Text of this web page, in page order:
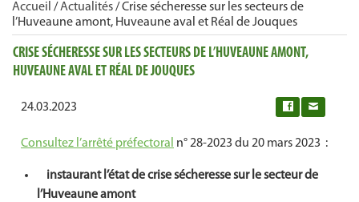
Accueil /Actualités/Crise sécheresse sur les secteurs de
l’Huveaune amont, Huveaune aval et Réal de Jouques
CRISE SÉCHERESSE SUR LES SECTEURS DE L’HUVEAUNE AMONT,
HUVEAUNE AVAL ET RÉAL DE JOUQUES
24.03.2023
Consultez l’arrêté préfectoral n° 28-2023 du 20 mars 2023 :
instaurant l’état de crise sécheresse sur le secteur de
l’Huveaune amont